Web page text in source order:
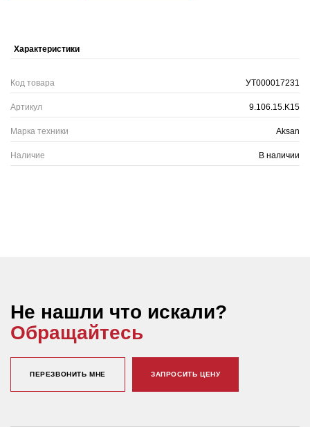
Характеристики
Код товара УТ000017231
Артикул 9.106.15.K15
Марка техники Aksan
Наличие В наличии
Не нашли что искали?
Обращайтесь
ПЕРЕЗВОНИТЬ МНЕ ЗАПРОСИТЬ ЦЕНУ